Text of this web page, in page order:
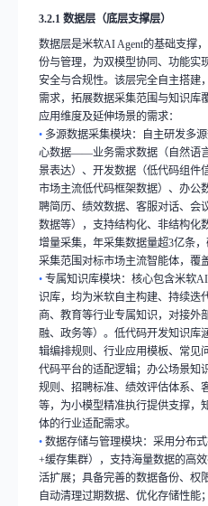
3.2.1数据层（底层支撑层）
数据层是米软AI Agent的基础支撑
份与管理，为双模型协同、功能实
安全与合规性。该层完全自主搭建
需求，拓展数据采集范围与知识库
应用维度及延伸场景的需求：
• 多源数据采集模块：自主研发多
心数据——业务需求数据（自然语
景表达）、开发数据（低代码组件
市场主流低代码框架数据）、办公
聘简历、绩效数据、客服对话、会
数据等），支持结构化、非结构化
增量采集，年采集数据量超3亿条
采集范围对标市场主流智能体，覆
• 专属知识库模块：核心包含米软AI
识库，均为米软自主构建、持续迭
商、教育等行业专属知识，对接外
融、政务等）。低代码开发知识库
辑编排规则、行业应用模板、常见
代码平台的适配逻辑；办公场景知
规则、招聘标准、绩效评估体系、
等，为小模型精准执行提供支撑，
体的行业适配需求。
• 数据存储与管理模块：采用分布
+缓存集群），支持海量数据的高
活扩展；具备完善的数据备份、权
自动清理过期数据、优化存储性能